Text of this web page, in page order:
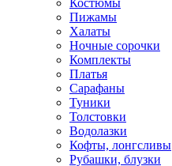
Костюмы
Пижамы
Халаты
Ночные сорочки
Комплекты
Платья
Сарафаны
Туники
Толстовки
Водолазки
Кофты, лонгсливы
Рубашки, блузки